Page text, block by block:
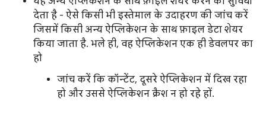
देता है - ऐसे किसी भी इस्तेमाल के उदाहरण की जांच करें
जिसमें किसी अन्य ऐप्लिकेशन के साथ फ़ाइल डेटा शेयर
किया जाता है. भले ही, वह ऐप्लिकेशन एक ही डेवलपर का
हो
जांच करें कि कॉन्टेंट, दूसरे ऐप्लिकेशन में दिख रहा
हो और उससे ऐप्लिकेशन क्रैश न हो रहे हों.